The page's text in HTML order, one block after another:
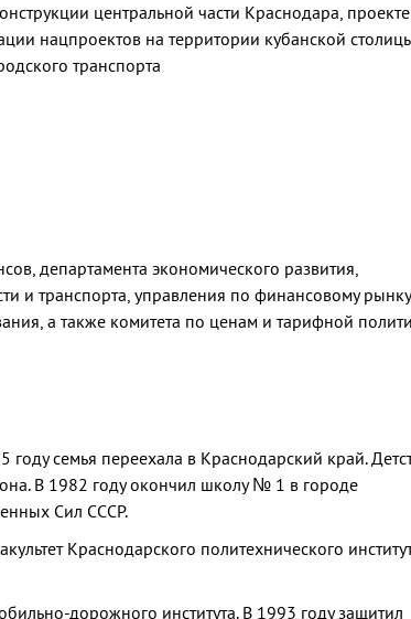
центральной части Краснодара, проекте
нацпроектов на территории кубанской
транспорта
департамента экономического развития,
и транспорта, управления по финансовому
а также комитета по ценам и тарифной
семья переехала в Краснодарский край.
В 1982 году окончил школу № 1 в городе
Сил СССР.
Краснодарского политехнического
дорожного института. В 1993 году защитил